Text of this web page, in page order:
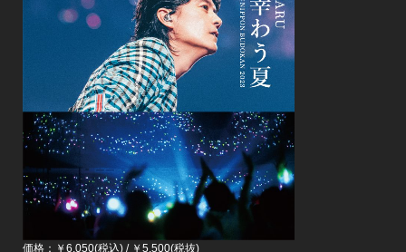
価格：￥6,050(税込) / ￥5,500(税抜)